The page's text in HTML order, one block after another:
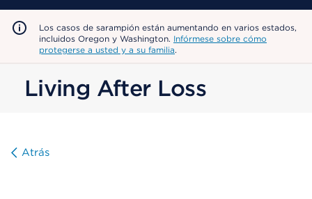
Los casos de sarampión están aumentando en varios estados,
incluidos Oregon y Washington. Infórmese sobre cómo
protegerse a usted y a su familia.
Living After Loss
Atrás